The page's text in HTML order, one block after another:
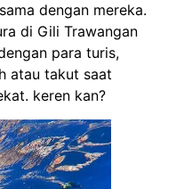
dengan mereka.
di Gili Trawangan
para turis,
atau takut saat
keren kan?